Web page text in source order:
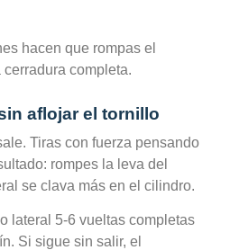
hacen que rompas el
completa.
aflojar el tornillo
Tiras con fuerza pensando
rompes la leva del
se clava más en el cilindro.
lateral 5-6 vueltas completas
Si sigue sin salir, el